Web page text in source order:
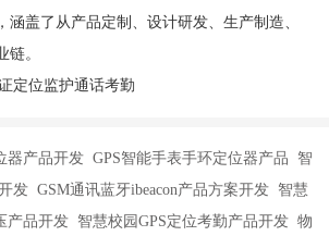
涵盖了从产品定制、设计研发、生产制造、
。
定位监护通话考勤
器产品开发 GPS智能手表手环定位器产品 智
发 GSM通讯蓝牙ibeacon产品方案开发 智慧
产品开发 智慧校园GPS定位考勤产品开发 物